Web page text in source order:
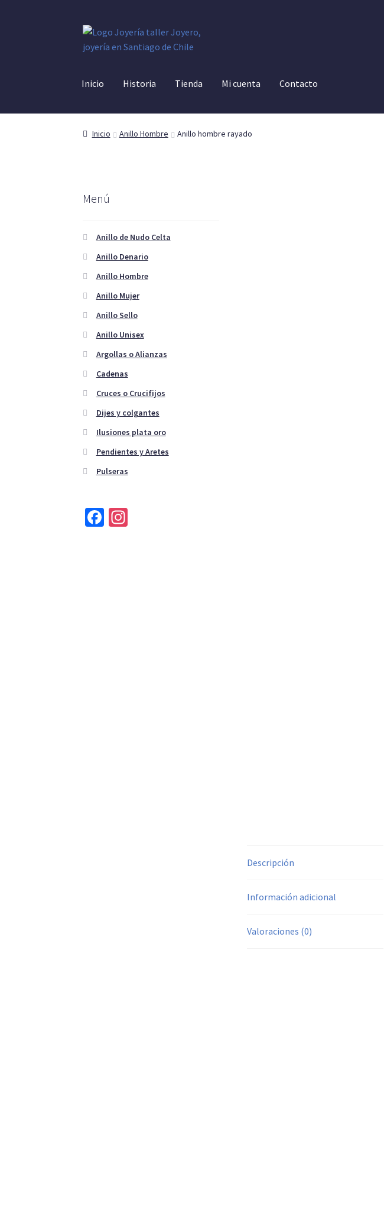
Ir
a
Ir
al
Inicio Historia Tienda Mi cuenta Contacto
Inicio Anillo Hombre Anillo hombre rayado
Descripción
Información adicional
Valoraciones (0)
Menú
Anillo de Nudo Celta
Anillo Denario
Anillo Hombre
Anillo Mujer
Anillo Sello
Anillo Unisex
Argollas o Alianzas
Cadenas
Cruces o Crucifijos
Dijes y colgantes
Ilusiones plata oro
Pendientes y Aretes
Pulseras
Fa